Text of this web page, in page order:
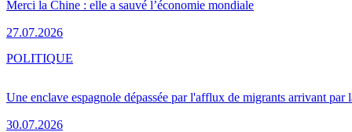
Merci la Chine : elle a sauvé l’économie mondiale
27.07.2026
Une enclave espagnole dépassée par l'afflux de migrants arrivant par
30.07.2026
POLITIQUE